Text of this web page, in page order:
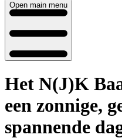
Open main menu
Het N(J)K
een zonnige,
spannende